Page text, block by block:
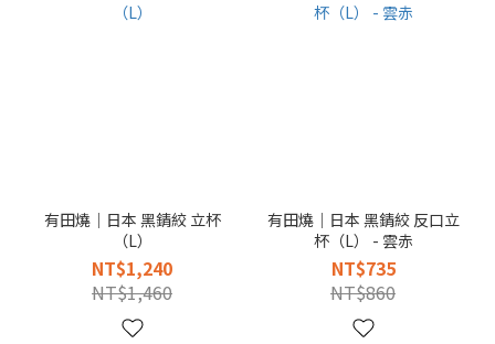
有田燒｜日本 黑錆絞 立杯
（L）
NT$1,240
NT$1,460
有田燒｜日本 黑錆絞 反口立
杯（L） - 雲赤
NT$735
NT$860